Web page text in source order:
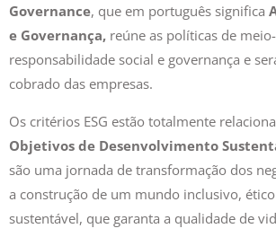
e Governança,reúne as políticas de
responsabilidade social e governança e
cobrado das empresas.
Objetivos de Desenvolvimento
são uma jornada de transformação dos
a construção de um mundo inclusivo,
sustentável, que garanta a qualidade de
Por exemplo, ter um vínculo direto com